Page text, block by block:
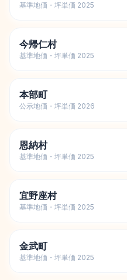
基準地価・坪単価 2025
今帰仁村
基準地価・坪単価 2025
本部町
公示地価・坪単価 2026
恩納村
基準地価・坪単価 2025
宜野座村
基準地価・坪単価 2025
金武町
基準地価・坪単価 2025